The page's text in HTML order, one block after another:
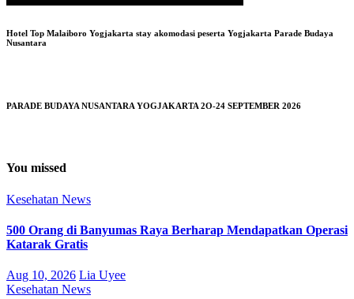
Hotel Top Malaiboro Yogjakarta stay akomodasi peserta Yogjakarta Parade Budaya
Nusantara
PARADE BUDAYA NUSANTARA YOGJAKARTA 2O-24 SEPTEMBER 2026
You missed
Kesehatan News
500 Orang di Banyumas Raya Berharap Mendapatkan Operasi
Katarak Gratis
Aug 10, 2026 Lia Uyee
Kesehatan News